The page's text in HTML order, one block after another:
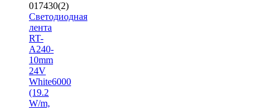
017430(2)
Светодиодная
лента
RT-
A240-
10mm
24V
White6000
(19.2
W/m,